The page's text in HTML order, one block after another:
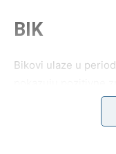
BIK
Bikovi ulaze u